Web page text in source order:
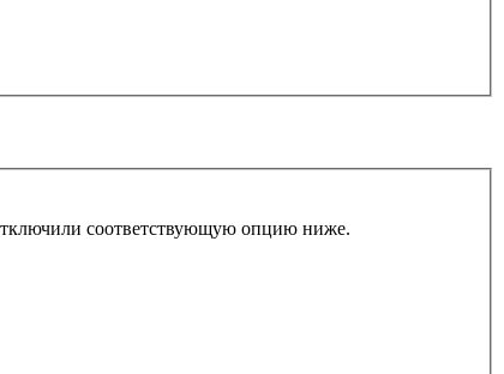
соответствующую опцию ниже.